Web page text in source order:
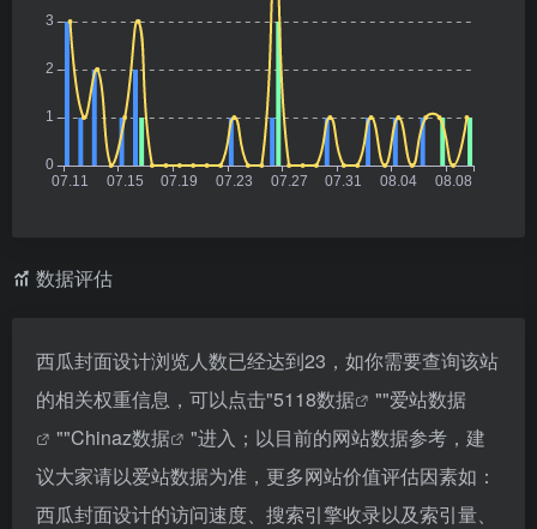
数据评估
西瓜封面设计浏览人数已经达到23，如你需要查询该站
的相关权重信息，可以点击"5118数据 ""爱站数据
""Chinaz数据
"进入；以目前的网站数据参考，建
议大家请以爱站数据为准，更多网站价值评估因素如：
西瓜封面设计的访问速度、搜索引擎收录以及索引量、